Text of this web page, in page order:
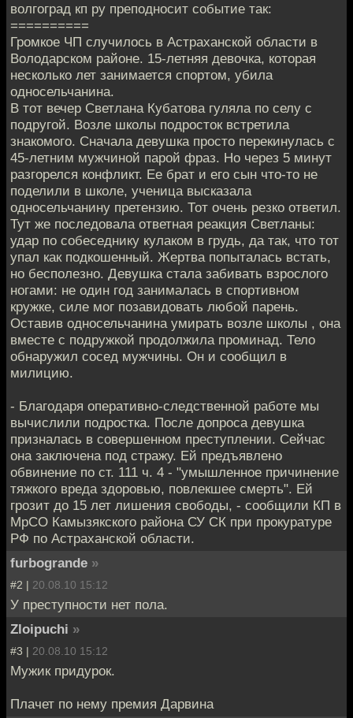
волгоград кп ру преподносит событие так:
==========
Громкое ЧП случилось в Астраханской области в
Володарском районе. 15-летняя девочка, которая
несколько лет занимается спортом, убила
односельчанина.
В тот вечер Светлана Кубатова гуляла по селу с
подругой. Возле школы подросток встретила
знакомого. Сначала девушка просто перекинулась с
45-летним мужчиной парой фраз. Но через 5 минут
разгорелся конфликт. Ее брат и его сын что-то не
поделили в школе, ученица высказала
односельчанину претензию. Тот очень резко ответил.
Тут же последовала ответная реакция Светланы:
удар по собеседнику кулаком в грудь, да так, что тот
упал как подкошенный. Жертва попыталась встать,
но бесполезно. Девушка стала забивать взрослого
ногами: не один год занималась в спортивном
кружке, силе мог позавидовать любой парень.
Оставив односельчанина умирать возле школы , она
вместе с подружкой продолжила проминад. Тело
обнаружил сосед мужчины. Он и сообщил в
милицию.
- Благодаря оперативно-следственной работе мы
вычислили подростка. После допроса девушка
призналась в совершенном преступлении. Сейчас
она заключена под стражу. Ей предъявлено
обвинение по ст. 111 ч. 4 - "умышленное причинение
тяжкого вреда здоровью, повлекшее смерть". Ей
грозит до 15 лет лишения свободы, - сообщили КП в
МрСО Камызякского района СУ СК при прокуратуре
РФ по Астраханской области.
furbogrande »
#2 | 20.08.10 15:12
У преступности нет пола.
Zloipuchi »
#3 | 20.08.10 15:12
Мужик придурок.
Плачет по нему премия Дарвина